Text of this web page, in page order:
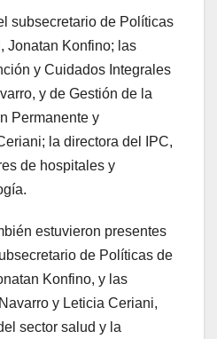
subsecretario de Políticas
Jonatan Konfino; las
y Cuidados Integrales
y de Gestión de la
Permanente y
la directora del IPC,
de hospitales y
estuvieron presentes
de Políticas de
Konfino, y las
y Leticia Ceriani,
sector salud y la